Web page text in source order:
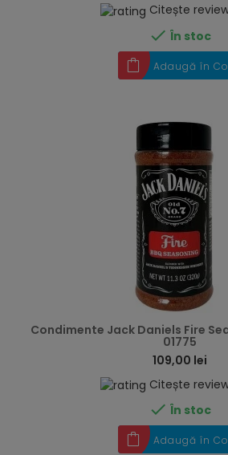
Citește
 În stoc
Adaugă în
Condimente Jack Daniels Fire
01775
109,00 lei
Citește
 În stoc
Adaugă în